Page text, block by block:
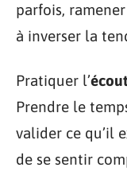
parfois,
à inverser la
Pratiquer l’
Prendre le
valider ce qu’il
de se sentir